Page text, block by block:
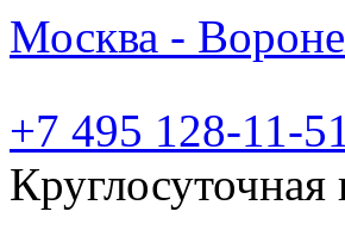
Москва -
+7 495 128-11-51